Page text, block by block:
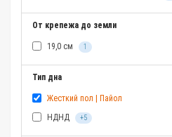
От крепежа до земли
19,0 см 1
Тип дна
Жесткий пол | Пайол
НДНД
+5